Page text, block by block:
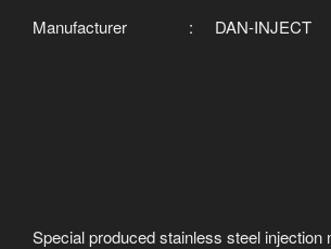
Manufacturer : DAN-INJECT
Special produced stainless steel injection